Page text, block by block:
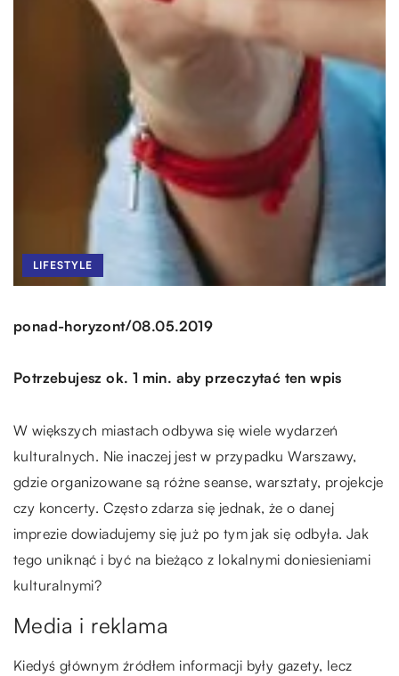
LIFESTYLE
ponad-horyzont/08.05.2019
Potrzebujesz ok. 1 min. aby przeczytać ten wpis
W większych miastach odbywa się wiele wydarzeń
kulturalnych. Nie inaczej jest w przypadku Warszawy,
gdzie organizowane są różne seanse, warsztaty, projekcje
czy koncerty. Często zdarza się jednak, że o danej
imprezie dowiadujemy się już po tym jak się odbyła. Jak
tego uniknąć i być na bieżąco z lokalnymi doniesieniami
kulturalnymi?
Media i reklama
Kiedyś głównym źródłem informacji były gazety, lecz